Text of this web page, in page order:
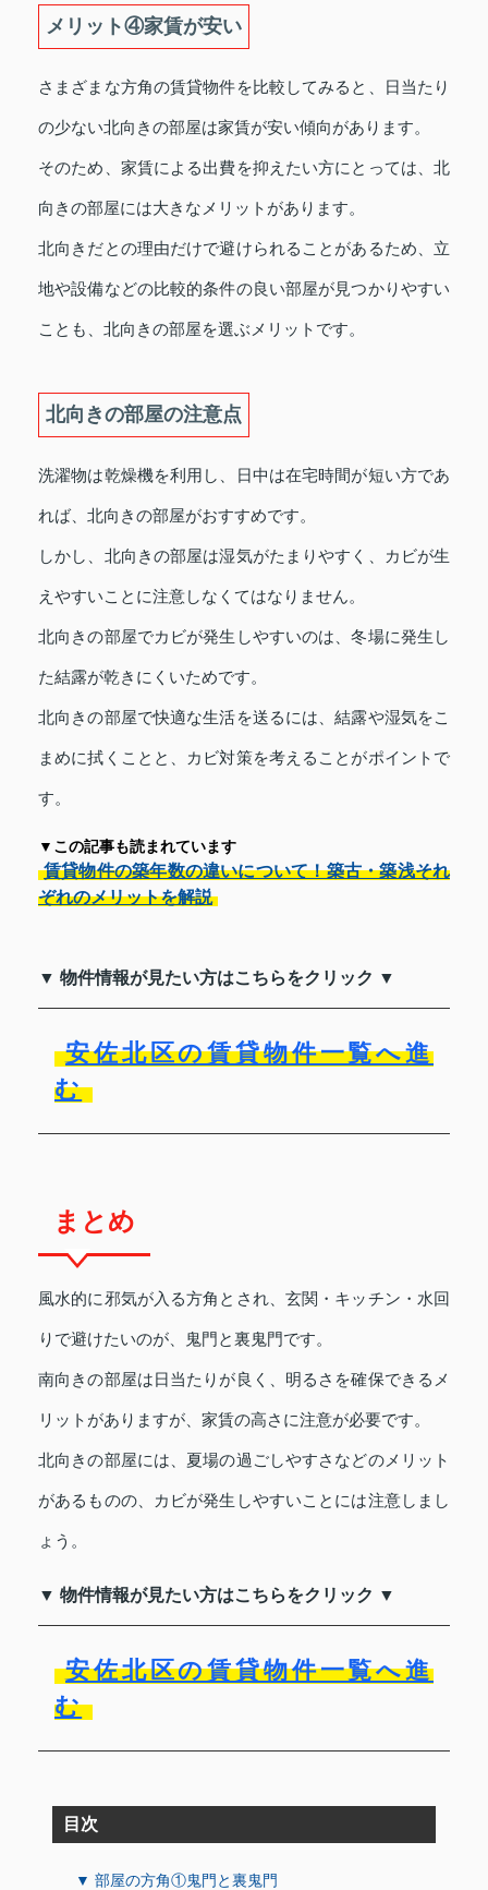
メリット④家賃が安い
さまざまな方角の賃貸物件を比較してみると、日当たり
の少ない北向きの部屋は家賃が安い傾向があります。
そのため、家賃による出費を抑えたい方にとっては、北
向きの部屋には大きなメリットがあります。
北向きだとの理由だけで避けられることがあるため、立
地や設備などの比較的条件の良い部屋が見つかりやすい
ことも、北向きの部屋を選ぶメリットです。
北向きの部屋の注意点
洗濯物は乾燥機を利用し、日中は在宅時間が短い方であ
れば、北向きの部屋がおすすめです。
しかし、北向きの部屋は湿気がたまりやすく、カビが生
えやすいことに注意しなくてはなりません。
北向きの部屋でカビが発生しやすいのは、冬場に発生し
た結露が乾きにくいためです。
北向きの部屋で快適な生活を送るには、結露や湿気をこ
まめに拭くことと、カビ対策を考えることがポイントで
す。
▼この記事も読まれています
賃貸物件の築年数の違いについて！築古・築浅それ
ぞれのメリットを解説
▼ 物件情報が見たい方はこちらをクリック ▼
安佐北区の賃貸物件一覧へ進
む
まとめ
風水的に邪気が入る方角とされ、玄関・キッチン・水回
りで避けたいのが、鬼門と裏鬼門です。
南向きの部屋は日当たりが良く、明るさを確保できるメ
リットがありますが、家賃の高さに注意が必要です。
北向きの部屋には、夏場の過ごしやすさなどのメリット
があるものの、カビが発生しやすいことには注意しまし
ょう。
▼ 物件情報が見たい方はこちらをクリック ▼
安佐北区の賃貸物件一覧へ進
む
目次
▼ 部屋の方角①鬼門と裏鬼門